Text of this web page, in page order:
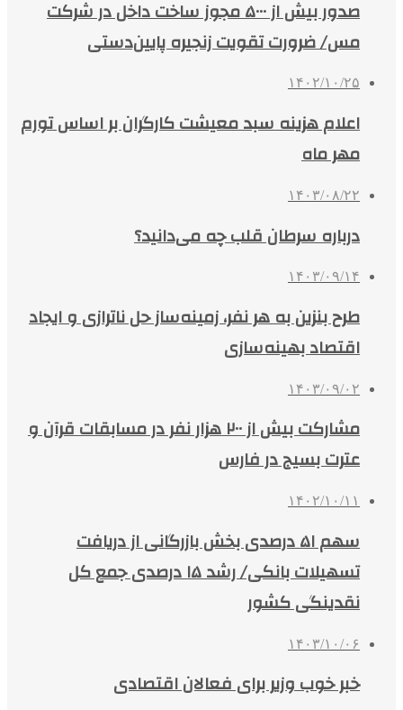
صدور بیش ‌از ۵۰۰۰ مجوز ساخت داخل در شرکت
مس/ ضرورت تقویت زنجیره پایین‌دستی
۱۴۰۲/۱۰/۲۵
اعلام هزینه سبد معیشت کارگران بر اساس تورم
مهر ماه
۱۴۰۳/۰۸/۲۲
درباره سرطان قلب چه می‌دانید؟
۱۴۰۳/۰۹/۱۴
طرح بنزین به هر نفر، زمینه‌ساز حل ناترازی و ایجاد
اقتصاد بهینه‌سازی
۱۴۰۳/۰۹/۰۲
مشارکت بیش از ۲۰۰ هزار نفر در مسابقات قرآن و
عترت بسیج در فارس
۱۴۰۲/۱۰/۱۱
سهم ۵۱ درصدی بخش بازرگانی از دریافت
تسهیلات بانکی/ رشد ۱۵ درصدی جمع کل
نقدینگی کشور
۱۴۰۳/۱۰/۰۶
خبر خوب وزیر برای فعالان اقتصادی